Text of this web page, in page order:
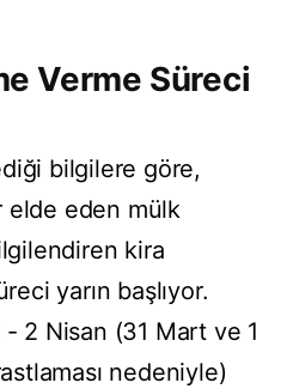
Verme Süreci
bilgilere göre,
elde eden mülk
kira
yarın başlıyor.
2 Nisan (31 Mart ve 1
nedeniyle)